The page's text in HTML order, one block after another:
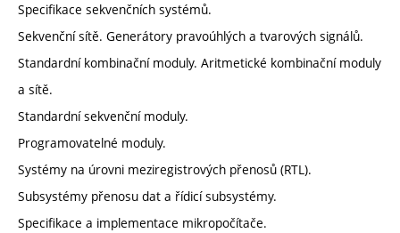
Specifikace sekvenčních systémů.
Sekvenční sítě. Generátory pravoúhlých a tvarových signálů.
Standardní kombinační moduly. Aritmetické kombinační moduly
a sítě.
Standardní sekvenční moduly.
Programovatelné moduly.
Systémy na úrovni meziregistrových přenosů (RTL).
Subsystémy přenosu dat a řídicí subsystémy.
Specifikace a implementace mikropočítače.